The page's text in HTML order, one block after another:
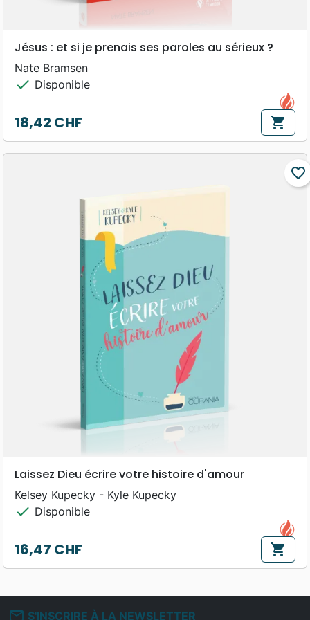
Jésus : et si je prenais ses paroles au sérieux ?
Nate Bramsen
check Disponible
Prix
18,42 CHF shopping_cart
favorite_border
Laissez Dieu écrire votre histoire d'amour
Kelsey Kupecky - Kyle Kupecky
check Disponible
Prix
16,47 CHF shopping_cart
mail_outline S'INSCRIRE À LA NEWSLETTER